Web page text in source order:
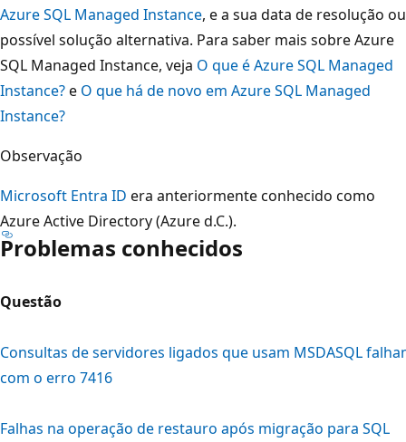
Azure SQL Managed Instance, e a sua data de resolução ou
possível solução alternativa. Para saber mais sobre Azure
SQL Managed Instance, veja O que é Azure SQL Managed
Instance?e O que há de novo em Azure SQL Managed
Instance?
Observação
Microsoft Entra ID era anteriormente conhecido como
Azure Active Directory (Azure d.C.).
Problemas conhecidos
Questão
Consultas de servidores ligados que usam MSDASQL
com o erro 7416
Falhas na operação de restauro após migração para SQL